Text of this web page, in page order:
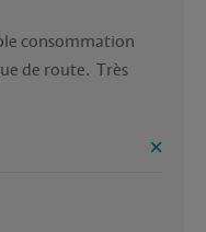
consommation
de route.  Très